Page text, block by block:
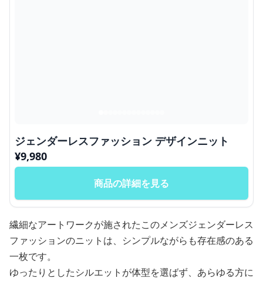
ジェンダーレスファッション デザインニット
¥9,980
商品の詳細を見る
繊細なアートワークが施されたこのメンズジェンダーレス
ファッションのニットは、シンプルながらも存在感のある
一枚です。
ゆったりとしたシルエットが体型を選ばず、あらゆる方に